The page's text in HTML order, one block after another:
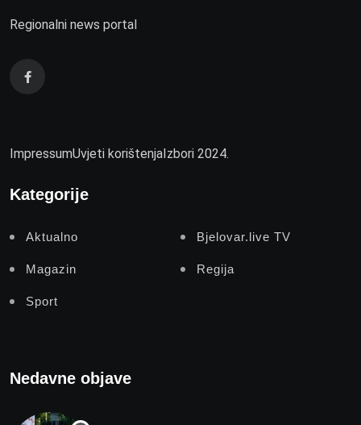
Regionalni news portal
ImpressumUvjeti korištenja Izbori 2024.
Kategorije
Aktualno Bjelovar.live TV
Magazin Regija
Sport
Nedavne objave